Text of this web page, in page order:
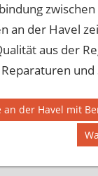
an der Havel
aus der
an der Havel mit